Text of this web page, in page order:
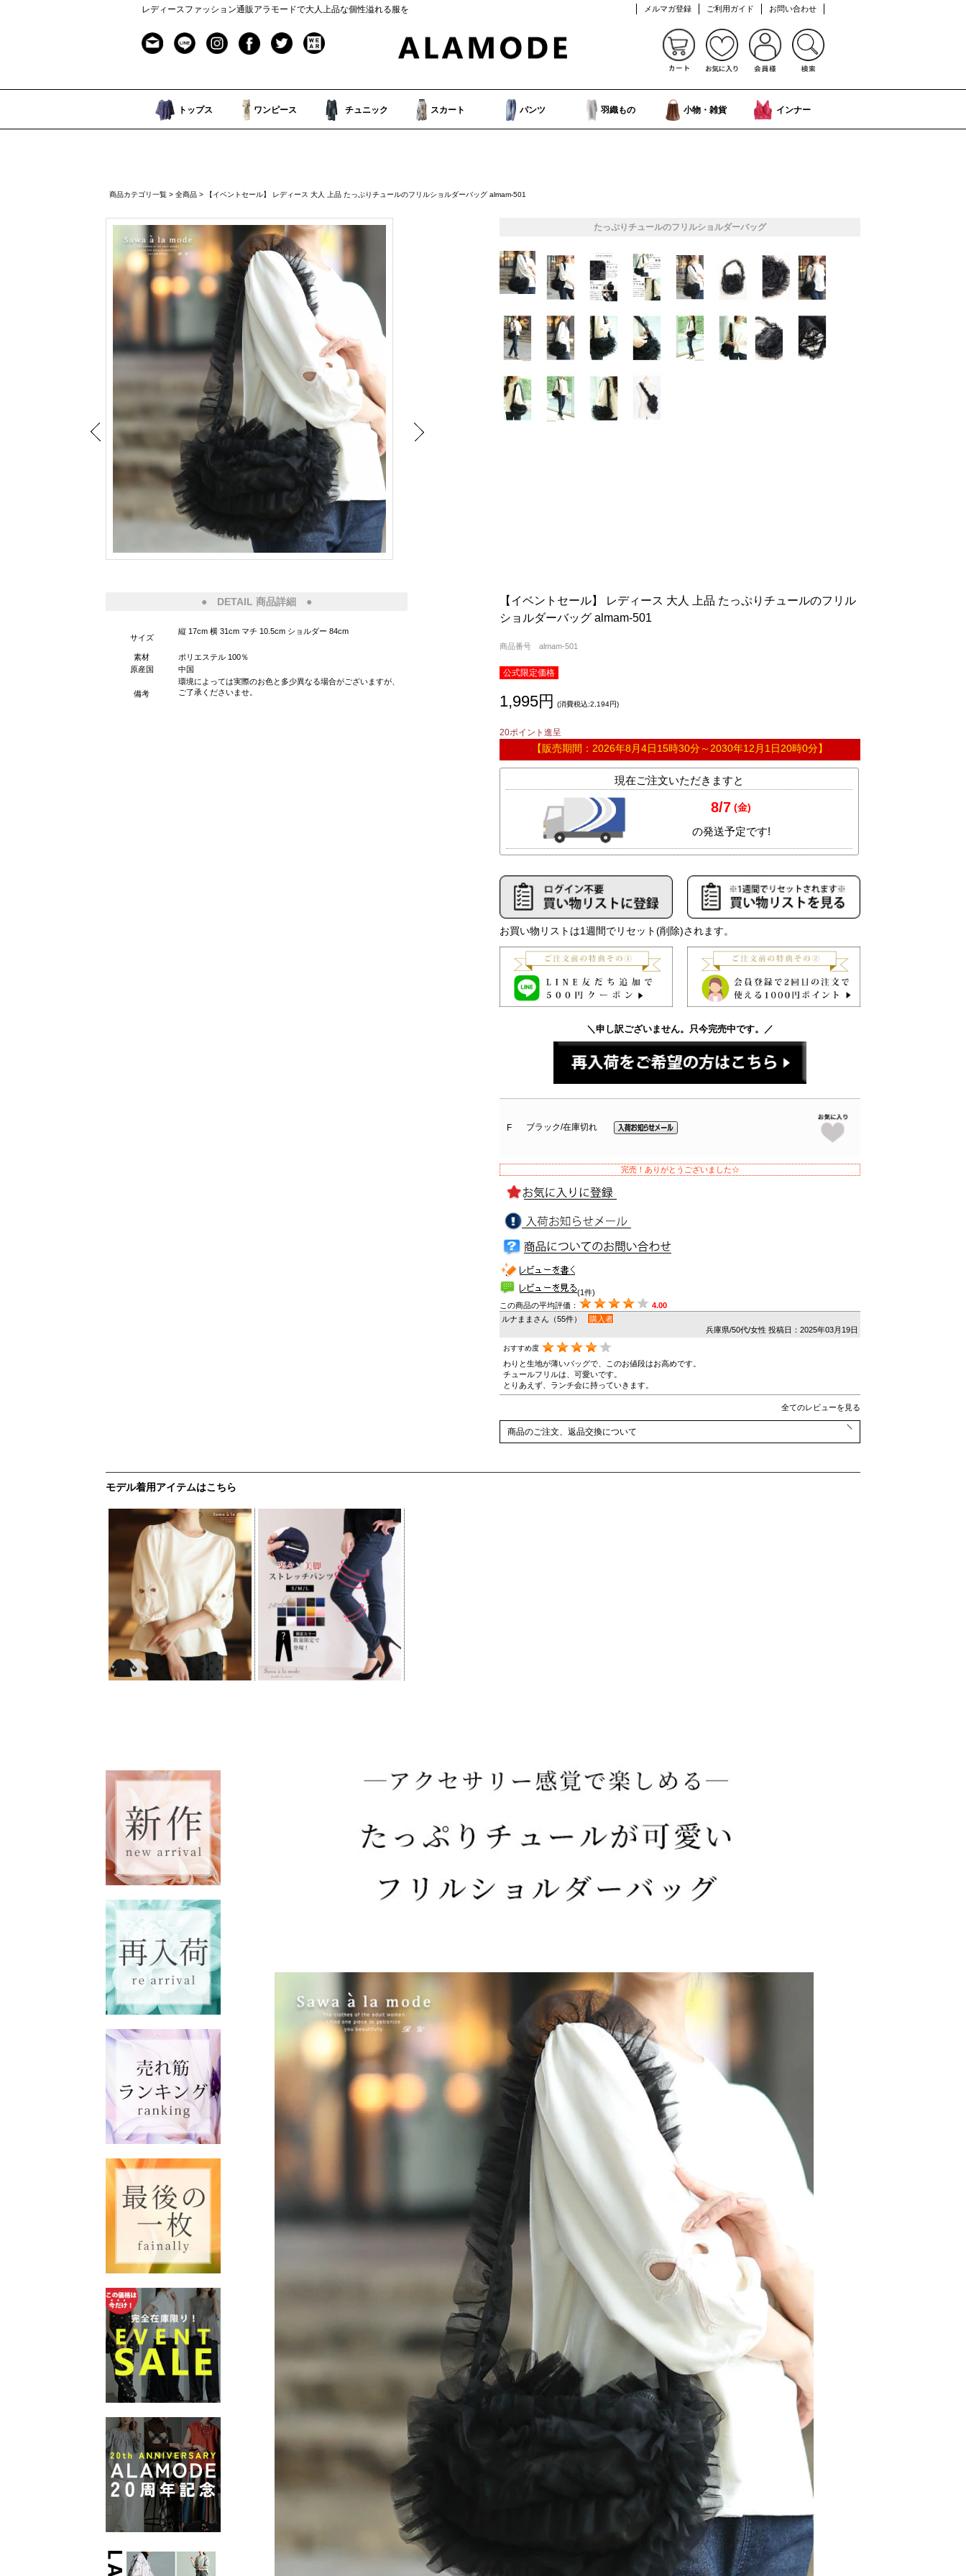
レディースファッション通販アラモードで大人上品な個性溢れる服を お問い合わせ
ご利用ガイド
メルマガ登録
トップス ワンピース チュニック スカート パンツ 羽織もの 小物・雑貨 インナー
商品カテゴリ一覧 > 全商品 > 【イベントセール】 レディース 大人 上品 たっぷりチュールのフリルショルダーバッグ almam-501
たっぷりチュールのフリルショルダーバッグ
● DETAIL 商品詳細 ●
サイズ
縦 17cm 横 31cm マチ 10.5cm ショルダー 84cm
素材
ポリエステル 100％
原産国
中国
備考
環境によっては実際のお色と多少異なる場合がございますが、
ご了承くださいませ。
【イベントセール】 レディース 大人 上品 たっぷりチュールのフリル
ショルダーバッグ almam-501
商品番号 almam-501
公式限定価格
1,995円 (消費税込:2,194円)
20ポイント進呈
【販売期間： 2026年8月4日15時30分～ 2030年12月1日20時0分】
お買い物リストは1週間でリセット(削除)されます。
＼申し訳ございません。只今完売中です。／
F ブラック/在庫切れ
完売！ありがとうございました☆
(1件)
この商品の平均評価：
4.00
ルナままさん（55件）
購入者
兵庫県/50代/女性 投稿日：2025年03月19日
おすすめ度
わりと生地が薄いバッグで、このお値段はお高めです。
チュールフリルは、可愛いです。
とりあえず、ランチ会に持っていきます。
全てのレビューを見る
商品のご注文、返品交換について
モデル着用アイテムはこちら